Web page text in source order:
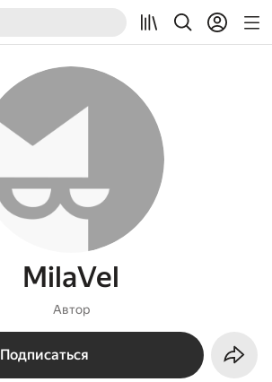
MilaVel
Автор
Подписаться